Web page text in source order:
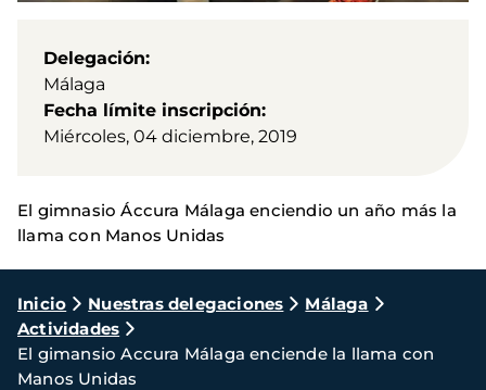
Delegación
Málaga
Fecha límite inscripción
Miércoles, 04 diciembre, 2019
El gimnasio Áccura Málaga enciendio un año más la
llama con Manos Unidas
Ruta
de
navegación
Inicio Nuestras delegaciones
Málaga
Actividades
El gimansio Accura Málaga enciende la llama con
Manos Unidas